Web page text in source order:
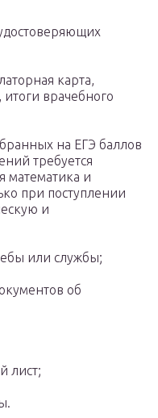
карта,
итоги врачебного
на ЕГЭ баллов
требуется
математика и
при поступлении
и
или службы;
об
лист;